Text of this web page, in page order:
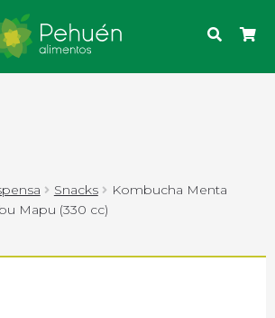
Snacks
Kombucha Menta
Mapu (330 cc)